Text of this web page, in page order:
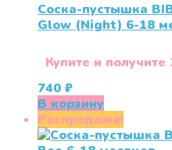
Соска-пустышка
Glow (Night) 6-18
Купите и получите
740 ₽
В корзину
Распродажа!